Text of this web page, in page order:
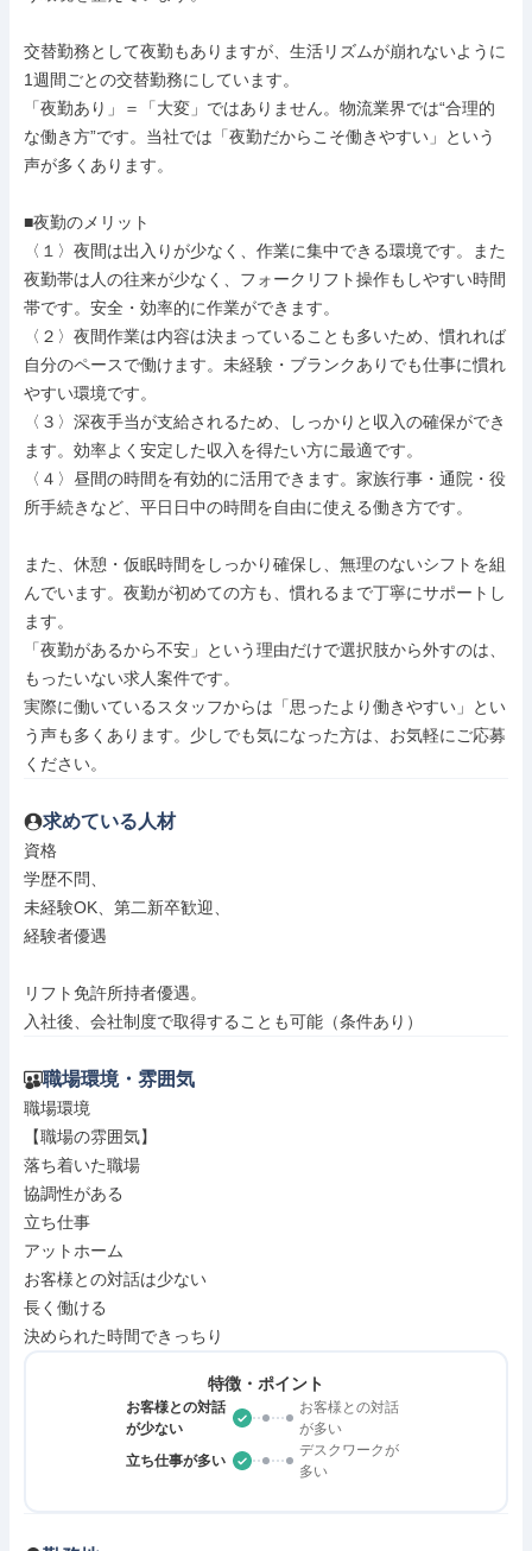
交替勤務として夜勤もありますが、生活リズムが崩れないように
1週間ごとの交替勤務にしています。
「夜勤あり」＝「大変」ではありません。物流業界では“合理的
な働き方”です。当社では「夜勤だからこそ働きやすい」という
声が多くあります。
■夜勤のメリット
〈１〉夜間は出入りが少なく、作業に集中できる環境です。また
夜勤帯は人の往来が少なく、フォークリフト操作もしやすい時間
帯です。安全・効率的に作業ができます。
〈２〉夜間作業は内容は決まっていることも多いため、慣れれば
自分のペースで働けます。未経験・ブランクありでも仕事に慣れ
やすい環境です。
〈３〉深夜手当が支給されるため、しっかりと収入の確保ができ
ます。効率よく安定した収入を得たい方に最適です。
〈４〉昼間の時間を有効的に活用できます。家族行事・通院・役
所手続きなど、平日日中の時間を自由に使える働き方です。
また、休憩・仮眠時間をしっかり確保し、無理のないシフトを組
んでいます。夜勤が初めての方も、慣れるまで丁寧にサポートし
ます。
「夜勤があるから不安」という理由だけで選択肢から外すのは、
もったいない求人案件です。
実際に働いているスタッフからは「思ったより働きやすい」とい
う声も多くあります。少しでも気になった方は、お気軽にご応募
ください。
求めている人材
資格
学歴不問、
未経験OK、第二新卒歓迎、
経験者優遇
リフト免許所持者優遇。
入社後、会社制度で取得することも可能（条件あり）
職場環境・雰囲気
職場環境
【職場の雰囲気】
落ち着いた職場
協調性がある
立ち仕事
アットホーム
お客様との対話は少ない
長く働ける
決められた時間できっちり
特徴・ポイント
お客様との対話
が少ない
お客様との対話
が多い
立ち仕事が多い
デスクワークが
多い